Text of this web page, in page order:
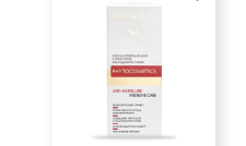
Профессиональная